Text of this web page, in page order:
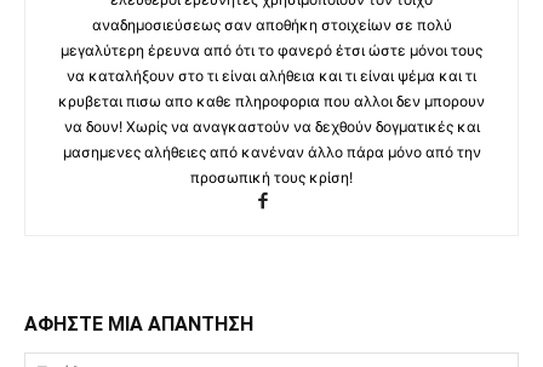
αναδημοσιεύσεως σαν αποθήκη στοιχείων σε πολύ
μεγαλύτερη έρευνα από ότι το φανερό έτσι ώστε μόνοι τους
να καταλήξουν στο τι είναι αλήθεια και τι είναι ψέμα και τι
κρυβεται πισω απο καθε πληροφορια που αλλοι δεν μπορουν
να δουν! Χωρίς να αναγκαστούν να δεχθούν δογματικές και
μασημενες αλήθειες από κανέναν άλλο πάρα μόνο από την
προσωπική τους κρίση!
ΑΦΗΣΤΕ ΜΙΑ ΑΠΑΝΤΗΣΗ